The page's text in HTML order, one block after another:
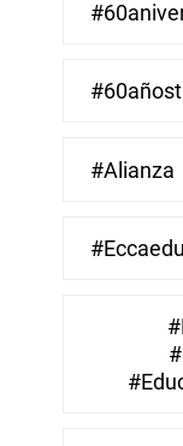
#Alianza
#eccaedu